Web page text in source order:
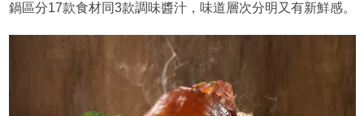
鍋區分17款食材同3款調味醬汁，味道層次分明又有新鮮感。